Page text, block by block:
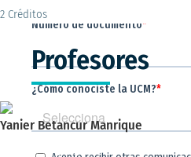
2 Créditos
Profesores
Yanier Betancur Manrique
Director de programa